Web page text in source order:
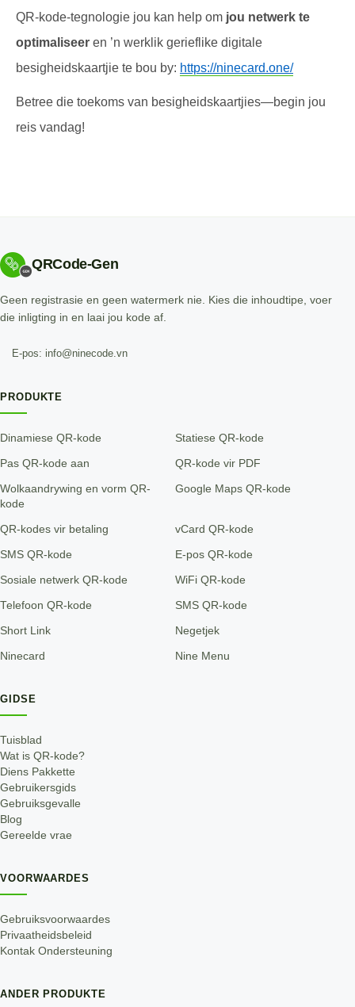
QR-kode-tegnologie jou kan help om jou netwerk te
optimaliseer en ’n werklik gerieflike digitale
besigheidskaartjie te bou by: https://ninecard.one/
Betree die toekoms van besigheidskaartjies—begin jou
reis vandag!
QRCode-Gen
Geen registrasie en geen watermerk nie. Kies die inhoudtipe, voer
die inligting in en laai jou kode af.
E-pos: info@ninecode.vn
PRODUKTE
Dinamiese QR-kode Statiese QR-kode
Pas QR-kode aan QR-kode vir PDF
Wolkaandrywing en vorm QR-
kode
Google Maps QR-kode
QR-kodes vir betaling vCard QR-kode
SMS QR-kode E-pos QR-kode
Sosiale netwerk QR-kode WiFi QR-kode
Telefoon QR-kode SMS QR-kode
Short Link Negetjek
Ninecard Nine Menu
GIDSE
Tuisblad
Wat is QR-kode?
Diens Pakkette
Gebruikersgids
Gebruiksgevalle
Blog
Gereelde vrae
VOORWAARDES
Gebruiksvoorwaardes
Privaatheidsbeleid
Kontak Ondersteuning
ANDER PRODUKTE